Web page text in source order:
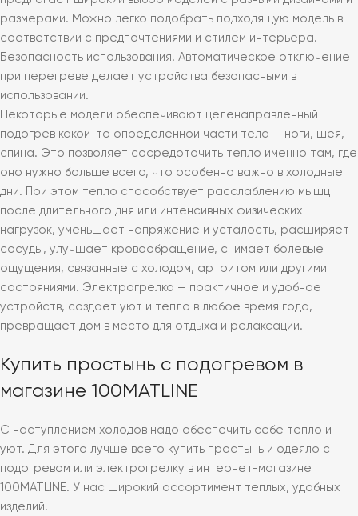
размерами. Можно легко подобрать подходящую модель в
соответствии с предпочтениями и стилем интерьера.
Безопасность использования. Автоматическое отключение
при перегреве делает устройства безопасными в
использовании.
Некоторые модели обеспечивают целенаправленный
подогрев какой-то определенной части тела — ноги, шея,
спина. Это позволяет сосредоточить тепло именно там, где
оно нужно больше всего, что особенно важно в холодные
дни. При этом тепло способствует расслаблению мышц
после длительного дня или интенсивных физических
нагрузок, уменьшает напряжение и усталость, расширяет
сосуды, улучшает кровообращение, снимает болевые
ощущения, связанные с холодом, артритом или другими
состояниями. Электрогрелка — практичное и удобное
устройств, создает уют и тепло в любое время года,
превращает дом в место для отдыха и релаксации.
Купить простынь с подогревом в
магазине 100MATLINE
С наступлением холодов надо обеспечить себе тепло и
уют. Для этого лучше всего купить простынь и одеяло с
подогревом или электрогрелку в интернет-магазине
100MATLINE. У нас широкий ассортимент теплых, удобных
изделий.